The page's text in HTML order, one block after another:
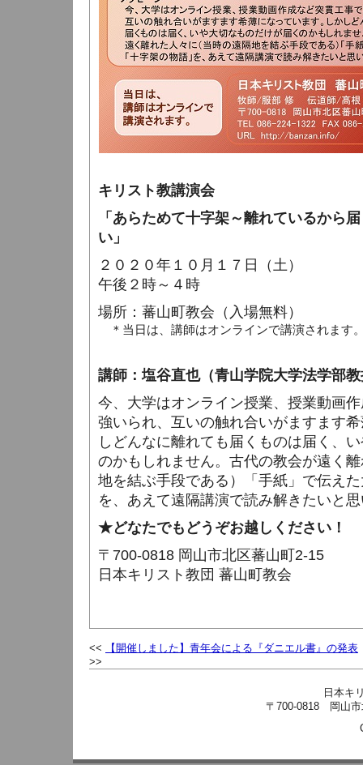
キリスト教講演会
「あらためて十字架～離れているから
い」
２０２０年１０月１７日（土）
午後２時～４時
場所：蕃山町教会（入場無料）
＊当日は、講師はオンラインで講演されます
講師：塩谷直也（青山学院大学法学部
今、大学はオンライン授業、 授業動画
強いられ、 互いの触れ合いがますます
しどんなに離れても届くものは届く、
のかもしれません。 古代の教会が遠く
地を結ぶ手段である）
「手紙」で伝え
を、 あえて遠隔講演で読み解きたいと
★どなたでもどうぞお越しください！
〒700-0818 岡山市北区蕃山町2-15
日本キリスト教団 蕃山町教会
【開催しました】青年会による『ダニエル書』の発表
日本キ
〒700-0818 岡山市